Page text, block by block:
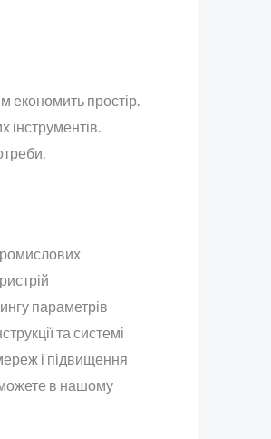
простір.
параметрів
та системі
і підвищення
в нашому